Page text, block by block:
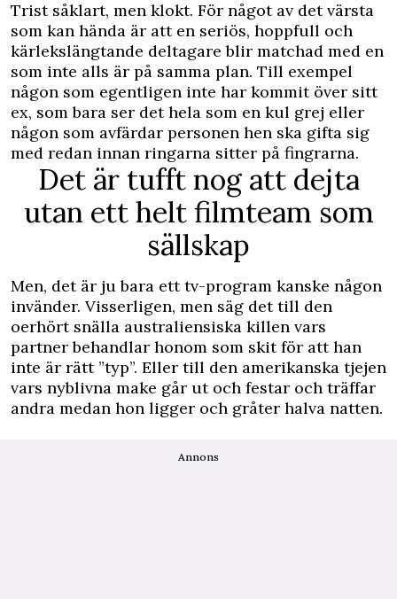
Trist såklart, men klokt. För något av det värsta
som kan hända är att en seriös, hoppfull och
kärlekslängtande deltagare blir matchad med en
som inte alls är på samma plan. Till exempel
någon som egentligen inte har kommit över sitt
ex, som bara ser det hela som en kul grej eller
någon som avfärdar personen hen ska gifta sig
med redan innan ringarna sitter på fingrarna.
Det är tufft nog att dejta
utan ett helt filmteam som
sällskap
Men, det är ju bara ett tv-program kanske någon
invänder. Visserligen, men säg det till den
oerhört snälla australiensiska killen vars
partner behandlar honom som skit för att han
inte är rätt ”typ”. Eller till den amerikanska tjejen
vars nyblivna make går ut och festar och träffar
andra medan hon ligger och gråter halva natten.
Annons